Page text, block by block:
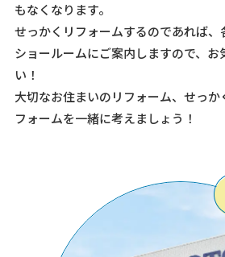
もなくなります。
せっかくリフォームするのであれば
ショールームにご案内しますので、お
い！
大切なお住まいのリフォーム、せっか
フォームを一緒に考えましょう！